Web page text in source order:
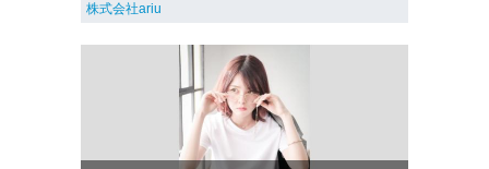
株式会社ariu